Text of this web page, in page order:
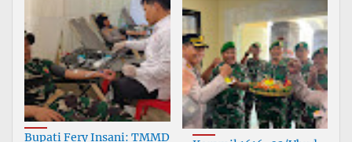
Bupati Fery Insani: TMMD